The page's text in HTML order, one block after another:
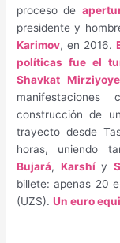
proceso de
presidente y
Karimov, en 2016.
políticas fue el
Shavkat
construcción de
trayecto desde
horas, uniendo
Bujará, Karshíy
billete: apenas 20
(UZS).Un euro